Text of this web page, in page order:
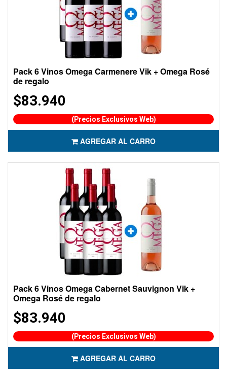
Pack 6 Vinos Omega Carmenere Vik + Omega Rosé
de regalo
$83.940
(Precios Exclusivos Web)
AGREGAR AL CARRO
Pack 6 Vinos Omega Cabernet Sauvignon Vik +
Omega Rosé de regalo
$83.940
(Precios Exclusivos Web)
AGREGAR AL CARRO